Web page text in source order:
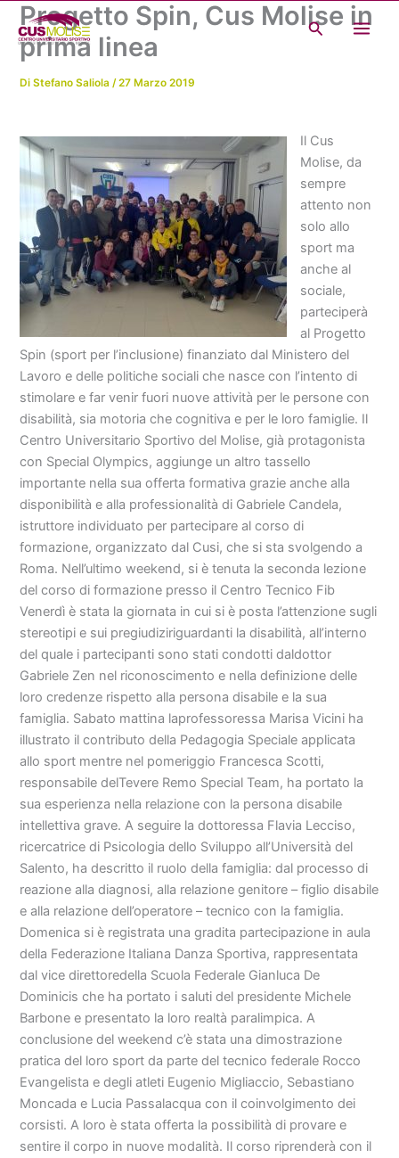
contenuto
Cerca
Progetto Spin, Cus Molise in
prima linea
DiStefano Saliola/27 Marzo 2019
Il Cus
Molise, da
sempre
attento non
solo allo
sport ma
anche al
sociale,
parteciperà
al Progetto
Spin (sport per l’inclusione) finanziato dal Ministero del
Lavoro e delle politiche sociali che nasce con l’intento di
stimolare e far venir fuori nuove attività per le persone con
disabilità, sia motoria che cognitiva e per le loro famiglie. Il
Centro Universitario Sportivo del Molise, già protagonista
con Special Olympics, aggiunge un altro tassello
importante nella sua offerta formativa grazie anche alla
disponibilità e alla professionalità di Gabriele Candela,
istruttore individuato per partecipare al corso di
formazione, organizzato dal Cusi, che si sta svolgendo a
Roma. Nell’ultimo weekend, si è tenuta la seconda lezione
del corso di formazione presso il Centro Tecnico Fib
Venerdì è stata la giornata in cui si è posta l’attenzione sugli
stereotipi e sui pregiudiziriguardanti la disabilità, all’interno
del quale i partecipanti sono stati condotti daldottor
Gabriele Zen nel riconoscimento e nella definizione delle
loro credenze rispetto alla persona disabile e la sua
famiglia. Sabato mattina laprofessoressa Marisa Vicini ha
illustrato il contributo della Pedagogia Speciale applicata
allo sport mentre nel pomeriggio Francesca Scotti,
responsabile delTevere Remo Special Team, ha portato la
sua esperienza nella relazione con la persona disabile
intellettiva grave. A seguire la dottoressa Flavia Lecciso,
ricercatrice di Psicologia dello Sviluppo all’Università del
Salento, ha descritto il ruolo della famiglia: dal processo di
reazione alla diagnosi, alla relazione genitore – figlio disabile
e alla relazione dell’operatore – tecnico con la famiglia.
Domenica si è registrata una gradita partecipazione in aula
della Federazione Italiana Danza Sportiva, rappresentata
dal vice direttoredella Scuola Federale Gianluca De
Dominicis che ha portato i saluti del presidente Michele
Barbone e presentato la loro realtà paralimpica. A
conclusione del weekend c’è stata una dimostrazione
pratica del loro sport da parte del tecnico federale Rocco
Evangelista e degli atleti Eugenio Migliaccio, Sebastiano
Moncada e Lucia Passalacqua con il coinvolgimento dei
corsisti. A loro è stata offerta la possibilità di provare e
sentire il corpo in nuove modalità. Il corso riprenderà con il